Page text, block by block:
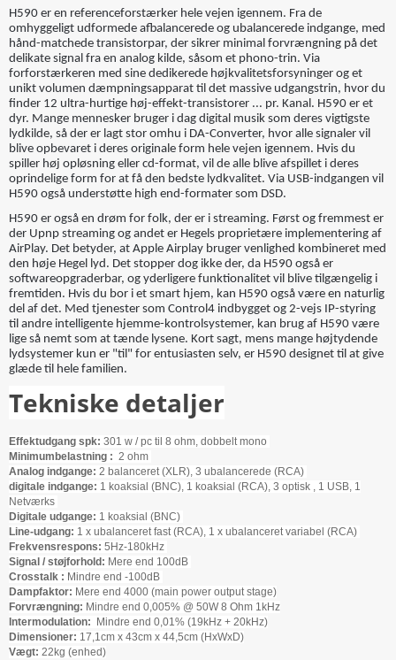
H590 er en referenceforstærker hele vejen igennem. Fra de
omhyggeligt udformede afbalancerede og ubalancerede indgange, med
hånd-matchede transistorpar, der sikrer minimal forvrængning på det
delikate signal fra en analog kilde, såsom et phono-trin. Via
forforstærkeren med sine dedikerede højkvalitetsforsyninger og et
unikt volumen dæmpningsapparat til det massive udgangstrin, hvor du
finder 12 ultra-hurtige høj-effekt-transistorer ... pr. Kanal. H590 er et
dyr. Mange mennesker bruger i dag digital musik som deres vigtigste
lydkilde, så der er lagt stor omhu i DA-Converter, hvor alle signaler vil
blive opbevaret i deres originale form hele vejen igennem. Hvis du
spiller høj opløsning eller cd-format, vil de alle blive afspillet i deres
oprindelige form for at få den bedste lydkvalitet. Via USB-indgangen vil
H590 også understøtte high end-formater som DSD.
H590 er også en drøm for folk, der er i streaming. Først og fremmest er
der Upnp streaming og andet er Hegels proprietære implementering af
AirPlay. Det betyder, at Apple Airplay bruger venlighed kombineret med
den høje Hegel lyd. Det stopper dog ikke der, da H590 også er
softwareopgraderbar, og yderligere funktionalitet vil blive tilgængelig i
fremtiden. Hvis du bor i et smart hjem, kan H590 også være en naturlig
del af det. Med tjenester som Control4 indbygget og 2-vejs IP-styring
til andre intelligente hjemme-kontrolsystemer, kan brug af H590 være
lige så nemt som at tænde lysene. Kort sagt, mens mange højtydende
lydsystemer kun er "til" for entusiasten selv, er H590 designet til at give
glæde til hele familien.
Tekniske detaljer
Effektudgang spk: 301 w / pc til 8 ohm, dobbelt mono
Minimumbelastning : 2 ohm
Analog indgange: 2 balanceret (XLR), 3 ubalancerede (RCA)
digitale indgange: 1 koaksial (BNC), 1 koaksial (RCA), 3 optisk , 1 USB, 1
Netværks
Digitale udgange: 1 koaksial (BNC)
Line-udgang: 1 x ubalanceret fast (RCA), 1 x ubalanceret variabel (RCA)
Frekvensrespons: 5Hz-180kHz
Signal / støjforhold: Mere end 100dB
Crosstalk : Mindre end -100dB
Dampfaktor: Mere end 4000 (main power output stage)
Forvrængning: Mindre end 0,005% @ 50W 8 Ohm 1kHz
Intermodulation:
Mindre end 0,01% (19kHz + 20kHz)
Dimensioner: 17,1cm x 43cm x 44,5cm (HxWxD)
Vægt: 22kg (enhed)